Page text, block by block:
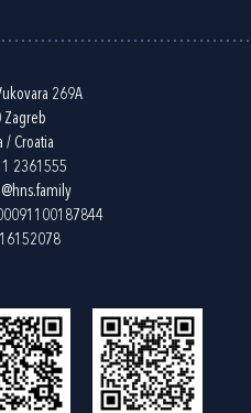
269A
Zagreb
/ Croatia
2361555